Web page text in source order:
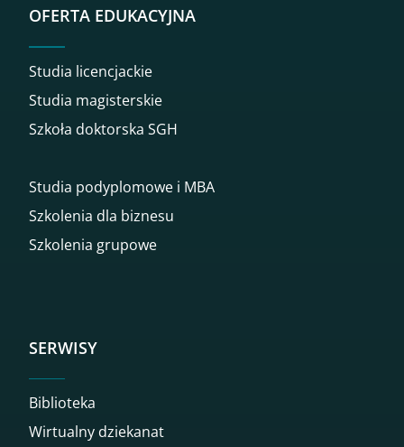
OFERTA EDUKACYJNA
Studia licencjackie
Studia magisterskie
Szkoła doktorska SGH
Studia podyplomowe i MBA
Szkolenia dla biznesu
Szkolenia grupowe
SERWISY
Biblioteka
Wirtualny dziekanat